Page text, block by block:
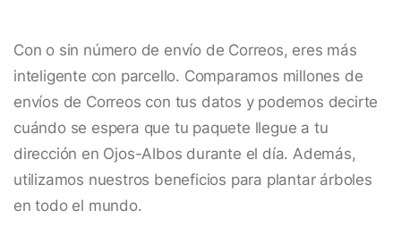
Con o sin número de envío de Correos, eres más
inteligente con parcello. Comparamos millones de
envíos de Correos con tus datos y podemos decirte
cuándo se espera que tu paquete llegue a tu
dirección en Ojos-Albos durante el día. Además,
utilizamos nuestros beneficios para plantar árboles
en todo el mundo.